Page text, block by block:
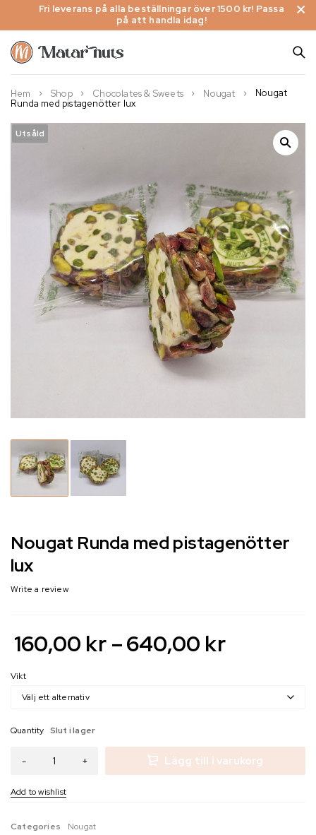
Fri leverans på alla beställningar över 1500 kr! Passa
på att handla idag!
Hem Shop Chocolates & Sweets Nougat
Nougat
Runda med pistagenötter lux
Utsåld
Nougat Runda med pistagenötter
lux
Write a review
160,00 kr –640,00 kr
Vikt
Quantity Slut i lager
Lägg till i varukorg
Categories
Nougat